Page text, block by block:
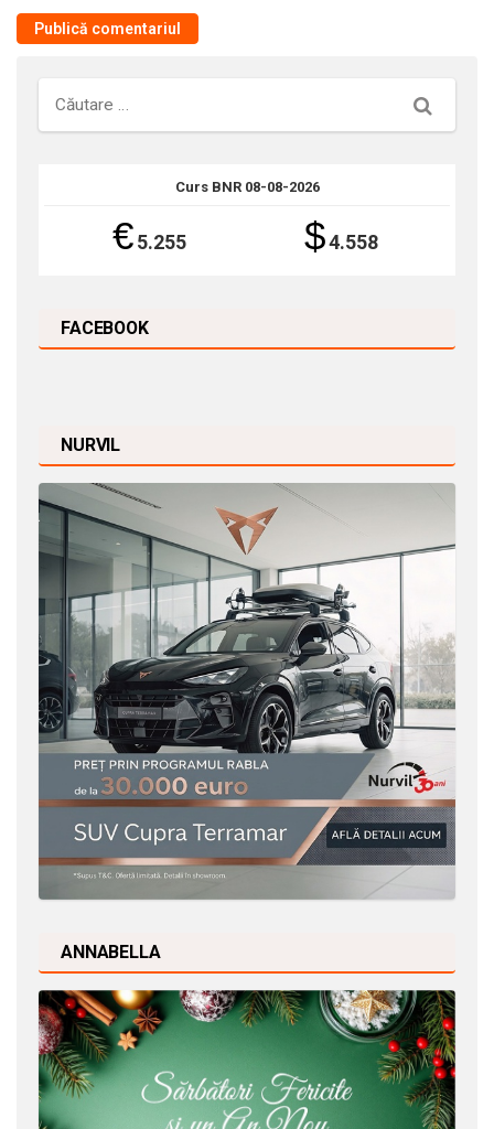
Căutare
Curs BNR 08-08-2026
€5.255 $4.558
FACEBOOK
NURVIL
ANNABELLA